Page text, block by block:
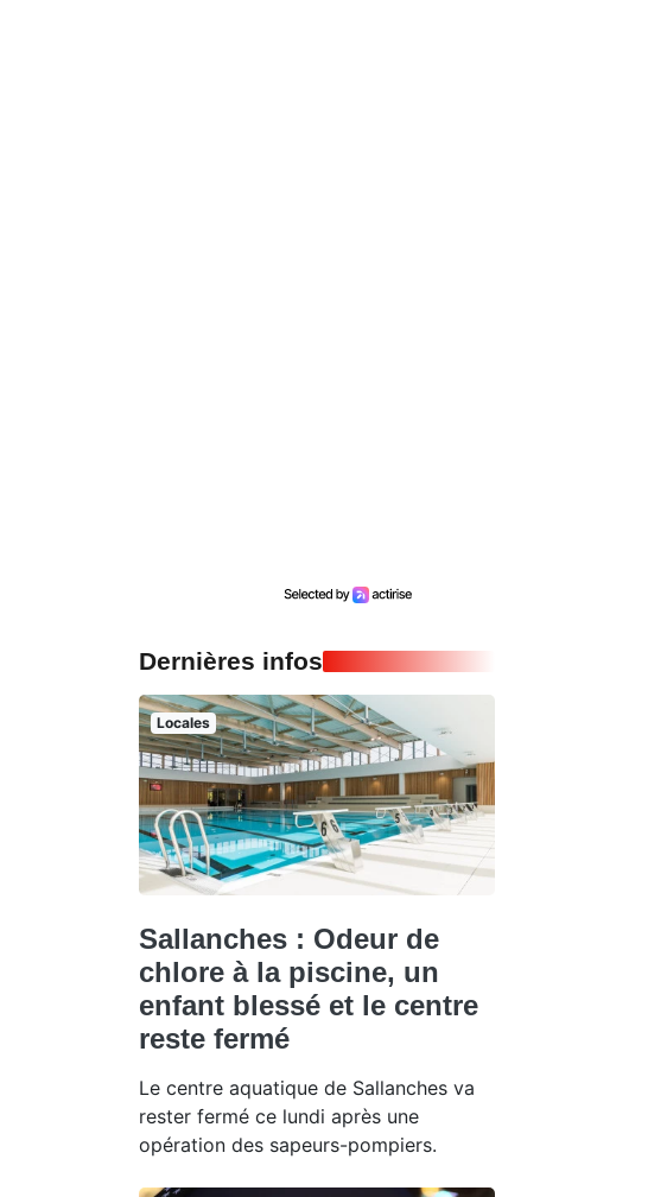
Dernières infos
Locales
Sallanches : Odeur de
chlore à la piscine, un
enfant blessé et le centre
reste fermé
Le centre aquatique de Sallanches va
rester fermé ce lundi après une
opération des sapeurs-pompiers.